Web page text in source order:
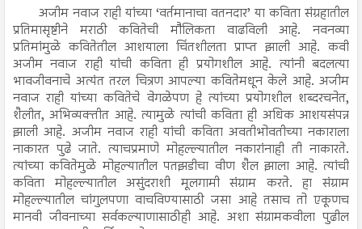
अजीम नवाज राही यांच्या ‘वर्तमानाचा वतनदार’ या कविता संग्रहातील
प्रतिमासृष्टीने मराठी कवितेची मौलिकता वाढविली आहे. नवनव्या
प्रतिमांमुळे कवितेतील आशयाला चिंतशीलता प्राप्त झाली आहे. कवी
अजीम नवाज राही यांची कविता ही प्रयोगशील आहे. त्यांनी बदलत्या
भावजीवनाचे अत्यंत तरल चित्रण आपल्या कवितेमधून केले आहे. अजीम
नवाज राही यांच्या कवितेचे वेगळेपण हे त्यांच्या प्रयोगशील शब्दरचनेत,
शैलीत, अभिव्यक्तीत आहे. त्यामुळे त्यांची कविता ही अधिक आशयसंपन्न
झाली आहे. अजीम नवाज राही यांची कविता अवतीभोवतीच्या नकाराला
नाकारत पुढे जाते. त्याचप्रमाणे मोहल्ल्यातील नकारांनाही ती नाकारते.
त्यांच्या कवितेमुळे मोहल्यातील पतझडीचा वीण शैल झाला आहे. त्यांची
कविता मोहल्ल्यातील असुंदराशी मूलगामी संग्राम करते. हा संग्राम
मोहल्ल्यातील चांगुलपणा वाचविण्यासाठी जसा आहे तसाच तो एकूणच
मानवी जीवनाच्या सर्वकल्याणासाठीही आहे. अशा संग्रामकवीला पुढील